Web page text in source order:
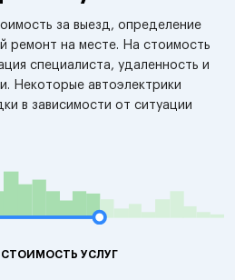
за выезд, определение
ремонт на месте. На стоимость
специалиста, удаленность и
Некоторые автоэлектрики
в зависимости от ситуации
СТОИМОСТЬ УСЛУГ